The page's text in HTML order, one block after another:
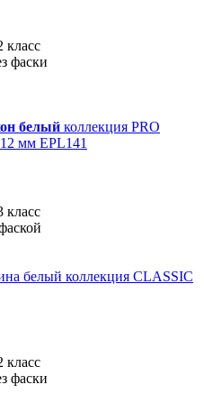
класс
фаски
белый коллекция PRO
мм EPL141
класс
белый коллекция CLASSIC
класс
фаски